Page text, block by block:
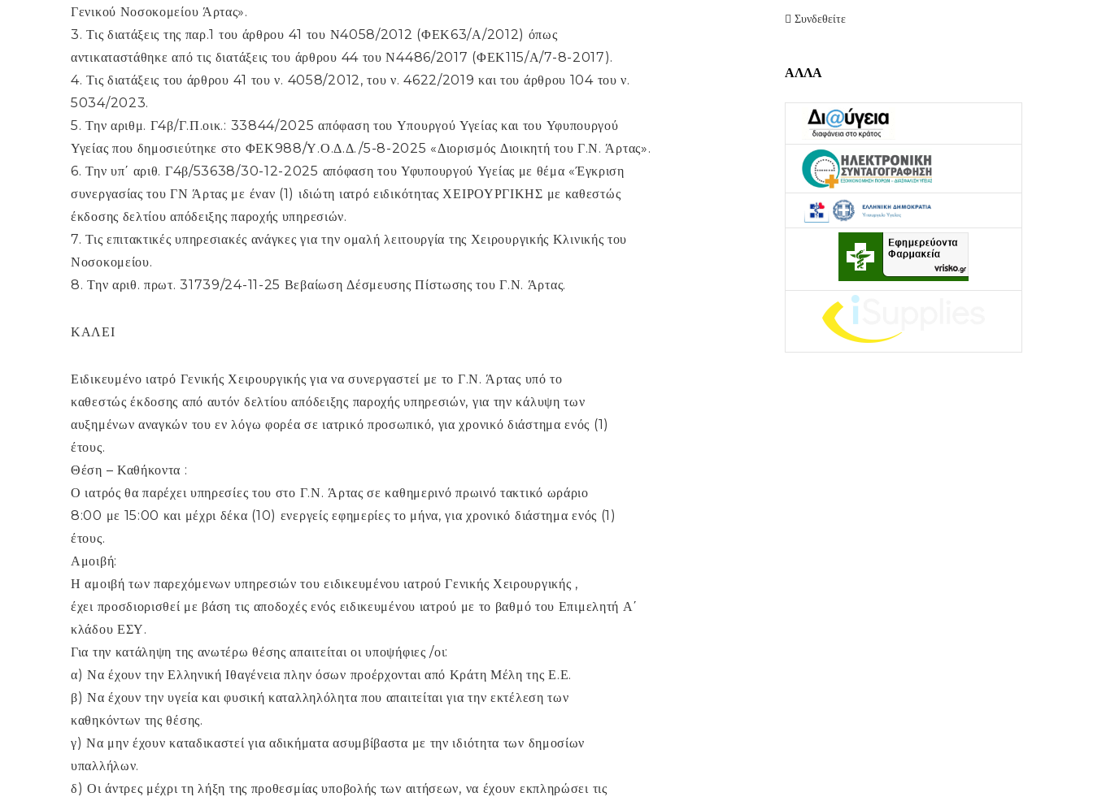
Γενικού Νοσοκομείου Άρτας».
3. Τις διατάξεις της παρ.1 του άρθρου 41 του Ν4058/2012 (ΦΕΚ63/Α/2012) όπως
αντικαταστάθηκε από τις διατάξεις του άρθρου 44 του Ν4486/2017 (ΦΕΚ115/Α/7-8-2017).
4. Τις διατάξεις του άρθρου 41 του ν. 4058/2012, του ν. 4622/2019 και του άρθρου 104 του ν.
5034/2023.
5. Την αριθμ. Γ4β/Γ.Π.οικ.: 33844/2025 απόφαση του Υπουργού Υγείας και του Υφυπουργού
Υγείας που δημοσιεύτηκε στο ΦΕΚ988/Υ.Ο.Δ.Δ./5-8-2025 «Διορισμός Διοικητή του Γ.Ν. Άρτας».
6. Την υπ΄ αριθ. Γ4β/53638/30-12-2025 απόφαση του Υφυπουργού Υγείας με θέμα «Έγκριση
συνεργασίας του ΓΝ Άρτας με έναν (1) ιδιώτη ιατρό ειδικότητας ΧΕΙΡΟΥΡΓΙΚΗΣ με καθεστώς
έκδοσης δελτίου απόδειξης παροχής υπηρεσιών.
7. Τις επιτακτικές υπηρεσιακές ανάγκες για την ομαλή λειτουργία της Χειρουργικής Κλινικής του
Νοσοκομείου.
8. Την αριθ. πρωτ. 31739/24-11-25 Βεβαίωση Δέσμευσης Πίστωσης του Γ.Ν. Άρτας.
ΚΑΛΕΙ
Ειδικευμένο ιατρό Γενικής Χειρουργικής για να συνεργαστεί με το Γ.Ν. Άρτας υπό το
καθεστώς έκδοσης από αυτόν δελτίου απόδειξης παροχής υπηρεσιών, για την κάλυψη των
αυξημένων αναγκών του εν λόγω φορέα σε ιατρικό προσωπικό, για χρονικό διάστημα ενός (1)
έτους.
Θέση – Καθήκοντα :
Ο ιατρός θα παρέχει υπηρεσίες του στο Γ.Ν. Άρτας σε καθημερινό πρωινό τακτικό ωράριο
8:00 με 15:00 και μέχρι δέκα (10) ενεργείς εφημερίες το μήνα, για χρονικό διάστημα ενός (1)
έτους.
Αμοιβή:
Η αμοιβή των παρεχόμενων υπηρεσιών του ειδικευμένου ιατρού Γενικής Χειρουργικής ,
έχει προσδιορισθεί με βάση τις αποδοχές ενός ειδικευμένου ιατρού με το βαθμό του Επιμελητή Α΄
κλάδου ΕΣΥ.
Για την κατάληψη της ανωτέρω θέσης απαιτείται οι υποψήφιες /οι:
α) Να έχουν την Ελληνική Ιθαγένεια πλην όσων προέρχονται από Κράτη Μέλη της Ε.Ε.
β) Να έχουν την υγεία και φυσική καταλληλόλητα που απαιτείται για την εκτέλεση των
καθηκόντων της θέσης.
γ) Να μην έχουν καταδικαστεί για αδικήματα ασυμβίβαστα με την ιδιότητα των δημοσίων
υπαλλήλων.
δ) Οι άντρες μέχρι τη λήξη της προθεσμίας υποβολής των αιτήσεων, να έχουν εκπληρώσει τις
Συνδεθείτε
ΑΛΛΑ